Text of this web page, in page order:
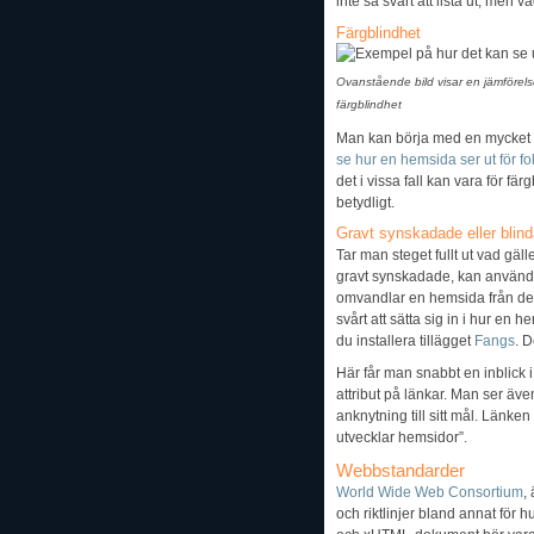
Färgblindhet
Ovanstående bild visar en
färgblindhet
Man kan börja med en
se hur en hemsida ser ut för
det i vissa fall kan vara för
betydligt.
Gravt synskadade eller
Tar man steget fullt ut vad
gravt synskadade, kan
omvandlar en hemsida från
svårt att sätta sig in i hur en
du installera tillägget Fangs .
Här får man snabbt en inblick
attribut på länkar. Man ser
anknytning till sitt mål. Länken
utvecklar hemsidor”.
Webbstandarder
World Wide Web Consortium,
och riktlinjer bland annat för